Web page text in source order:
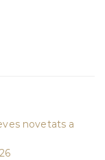
novetats a